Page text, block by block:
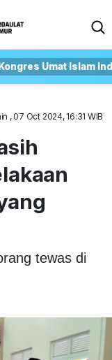
Umat Islam
, 07 Oct 2024, 16:31 WIB
tewas di